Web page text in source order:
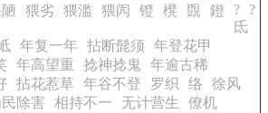
猥劣 猥滥 猥闶 镫 櫈 覴 鐙 ?
?
氐
年复一年 拈断髭须
年登花甲
年高望重 捻神捻鬼 年逾古稀
拈花惹草 年谷不登 罗织 络
徐风
除害 相持不一 无计营生
僚机